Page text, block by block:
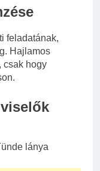
feladatának,
Hajlamos
csak hogy
lánya